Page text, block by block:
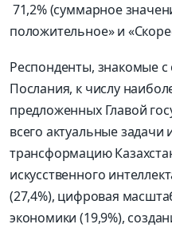
71,2% (суммарное
положительное» и
Респонденты, знакомые
Послания, к числу
предложенных Главой
всего актуальные
трансформацию
искусственного
(27,4%), цифровая
экономики (19,9%),